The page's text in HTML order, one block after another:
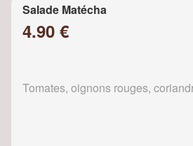
Salade Matécha
4.90 €
Tomates, oignons rouges,